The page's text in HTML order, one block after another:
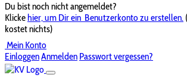
Du bist noch nicht angemeldet?
Klickehier, um Dir ein Benutzerkonto zu erstellen.
kostet nichts)
Mein Konto
EinloggenAnmelden Passwort vergessen?